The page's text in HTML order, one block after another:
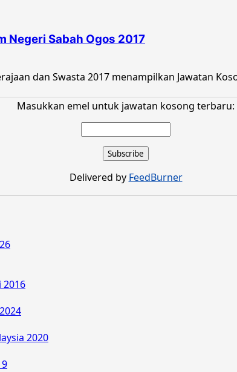
Negeri Sabah Ogos 2017
dan Swasta 2017 menampilkan Jawatan
Masukkan emel untuk jawatan kosong terbaru:
Delivered by FeedBurner
2016
2020